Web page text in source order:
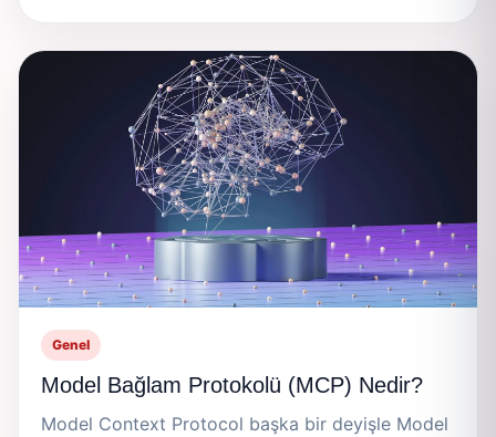
Genel
Model Bağlam Protokolü (MCP) Nedir?
Model Context Protocol başka bir deyişle Model